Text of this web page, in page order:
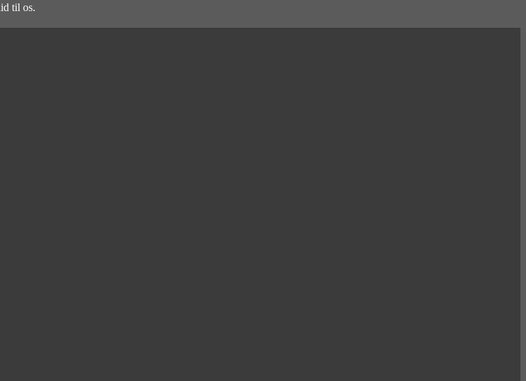
til os.